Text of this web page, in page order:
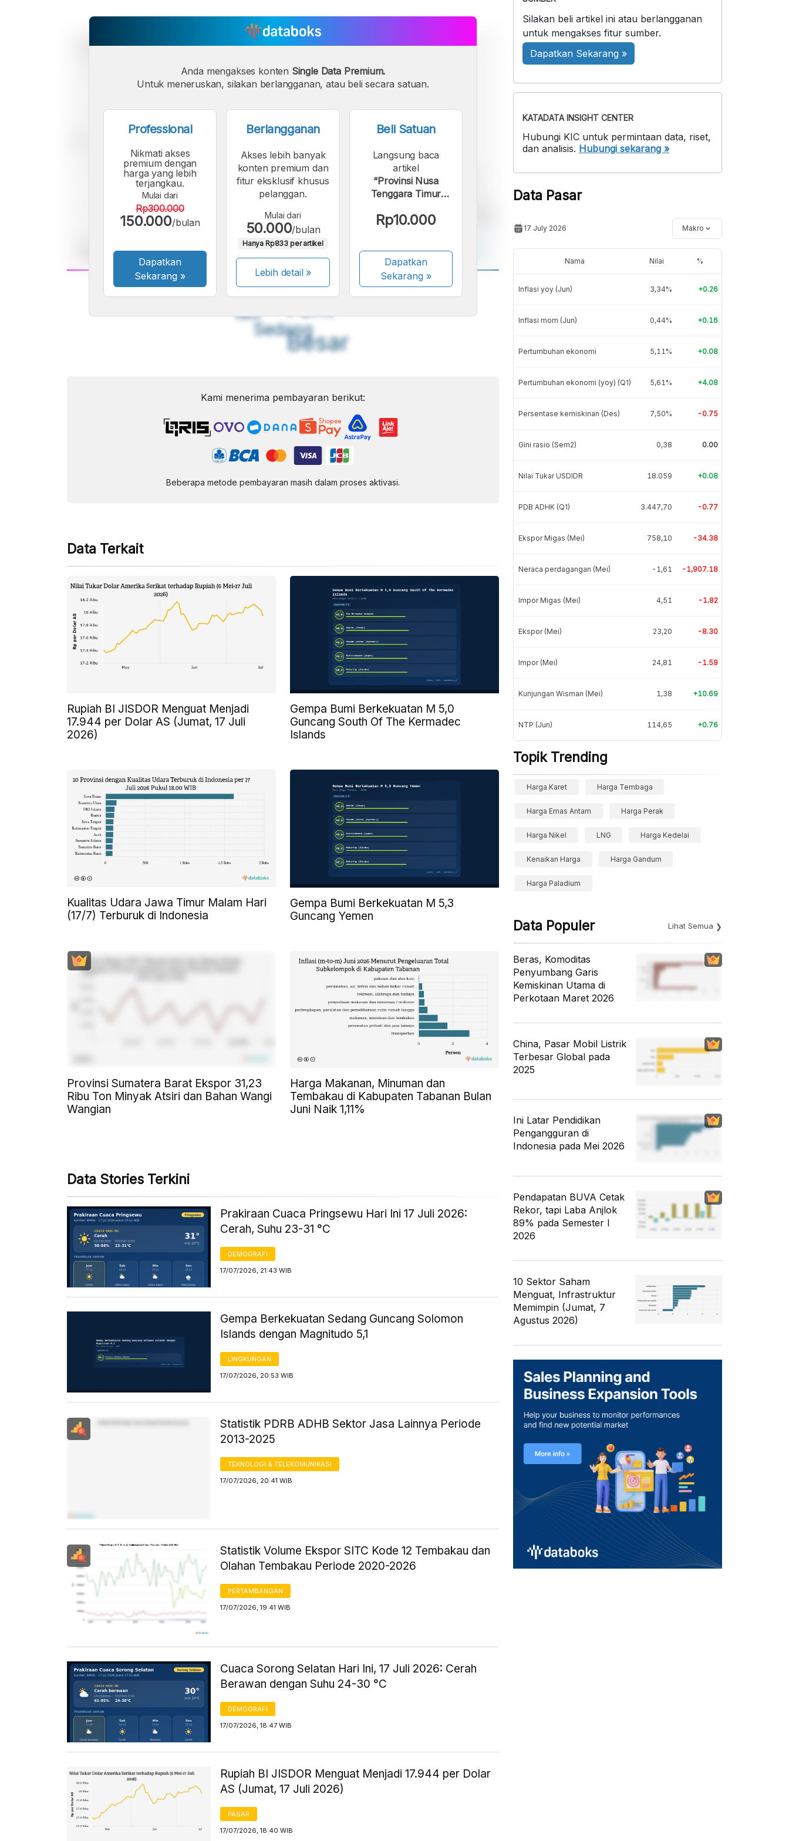
A
Font
Kecil
A
Sedang
A
Besar
Anda mengakses konten Single Data Premium.
Untuk meneruskan, silakan berlangganan, atau beli secara satuan.
Professional
Nikmati akses
premium dengan
harga yang lebih
terjangkau.
Mulai dari
Rp300.000
150.000/bulan
Dapatkan
Sekarang »
Berlangganan
Akses lebih banyak
konten premium dan
fitur eksklusif khusus
pelanggan.
Mulai dari
50.000/bulan
Hanya Rp833 per artikel
Lebih detail »
Beli Satuan
Langsung baca
artikel
“Provinsi Nusa
Tenggara Timur
Ton Barang Barang
Rp10.000
Dapatkan
Sekarang»
Kami menerima pembayaran berikut:
Beberapa metode pembayaran masih dalam proses aktivasi.
Data Terkait
Rupiah BI JISDOR Menguat Menjadi
17.944 per Dolar AS (Jumat, 17 Juli
2026)
Gempa Bumi Berkekuatan M 5,0
Guncang South Of The Kermadec
Islands
Kualitas Udara Jawa Timur Malam Hari
(17/7) Terburuk di Indonesia
Gempa Bumi Berkekuatan M 5,3
Guncang Yemen
Provinsi Sumatera Barat Ekspor 31,23
Ribu Ton Minyak Atsiri dan Bahan Wangi
Wangian
Harga Makanan, Minuman dan
Tembakau di Kabupaten Tabanan Bulan
Juni Naik 1,11%
Data Stories Terkini
Prakiraan Cuaca Pringsewu Hari Ini 17 Juli 2026:
Cerah, Suhu 23-31 °C
DEMOGRAFI
17/07/2026, 21:43 WIB
Gempa Berkekuatan Sedang Guncang Solomon
Islands dengan Magnitudo 5,1
LINGKUNGAN
17/07/2026, 20:53 WIB
Statistik PDRB ADHB Sektor Jasa Lainnya Periode
2013-2025
TEKNOLOGI & TELEKOMUNIKASI
17/07/2026, 20:41 WIB
Statistik Volume Ekspor SITC Kode 12 Tembakau dan
Olahan Tembakau Periode 2020-2026
PERTAMBANGAN
17/07/2026, 19:41 WIB
Cuaca Sorong Selatan Hari Ini, 17 Juli 2026: Cerah
Berawan dengan Suhu 24-30 °C
DEMOGRAFI
17/07/2026, 18:47 WIB
Rupiah BI JISDOR Menguat Menjadi 17.944 per Dolar
AS (Jumat, 17 Juli 2026)
PASAR
17/07/2026, 18:40 WIB
Silakan beli artikel ini atau berlangganan
untuk mengakses fitur sumber.
Dapatkan Sekarang »
KATADATA INSIGHT CENTER
Hubungi KIC untuk permintaan data, riset,
dan analisis. Hubungi sekarang »
Data Pasar
17 July 2026 Makro
Nama Nilai %
Inflasi yoy (Jun) 3,34% +0.26
Inflasi mom (Jun) 0,44% +0.16
Pertumbuhan ekonomi 5,11% +0.08
Pertumbuhan ekonomi (yoy) (Q1) 5,61% +4.08
Persentase kemiskinan (Des) 7,50% -0.75
Gini rasio (Sem2) 0,38 0.00
Nilai Tukar USDIDR 18.059 +0.08
PDB ADHK (Q1) 3.447,70 -0.77
Ekspor Migas (Mei) 758,10 -34.38
Neraca perdagangan (Mei) -1,61 -1,907.18
Impor Migas (Mei) 4,51 -1.82
Ekspor (Mei) 23,20 -8.30
Impor (Mei) 24,81 -1.59
Kunjungan Wisman (Mei) 1,38 +10.69
NTP (Jun) 114,65 +0.76
Topik Trending
Harga Karet Harga Tembaga
Harga Emas Antam Harga Perak
Harga Nikel LNG Harga Kedelai
Kenaikan Harga Harga Gandum
Harga Paladium
Data Populer Lihat Semua
Beras, Komoditas
Penyumbang Garis
Kemiskinan Utama di
Perkotaan Maret 2026
China, Pasar Mobil Listrik
Terbesar Global pada
2025
Ini Latar Pendidikan
Pengangguran di
Indonesia pada Mei 2026
Pendapatan BUVA Cetak
Rekor, tapi Laba Anjlok
89% pada Semester I
2026
10 Sektor Saham
Menguat, Infrastruktur
Memimpin (Jumat, 7
Agustus 2026)